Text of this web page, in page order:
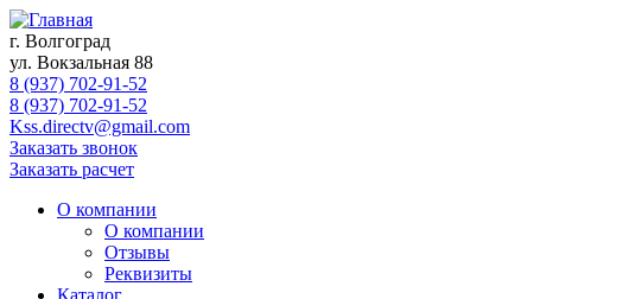
г. Волгоград
ул. Вокзальная 88
8 (937) 702-91-52
8 (937) 702-91-52
Kss.directv@gmail.com
Заказать звонок
Заказать расчет
О компании
О компании
Отзывы
Реквизиты
Каталог